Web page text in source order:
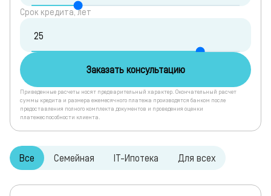
Срок кредита, лет
Заказать консультацию
Приведенные расчеты носят предварительный характер. Окончательный расчет
суммы кредита и размера ежемесячного платежа производятся банком после
предоставления полного комплекта документов и проведения оценки
платежеспособности клиента.
Все Семейная IT-Ипотека Для всех